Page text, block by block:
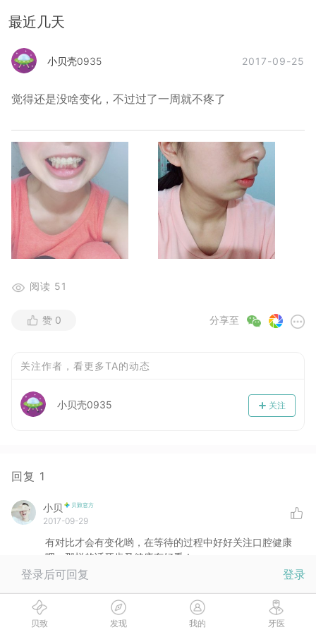
最近几天
小贝壳0935 2017-09-25
觉得还是没啥变化，不过过了一周就不疼了
阅读 51
分享至
赞 0
关注作者，看更多TA的动态
关注
小贝壳0935
回复 1
小贝
2017-09-29
有对比才会有变化哟，在等待的过程中好好关注口腔健康
吧，那样的话牙齿又健康有好看！
没有更多啦
登录后可回复 登录
贝致 发现 我的 牙医